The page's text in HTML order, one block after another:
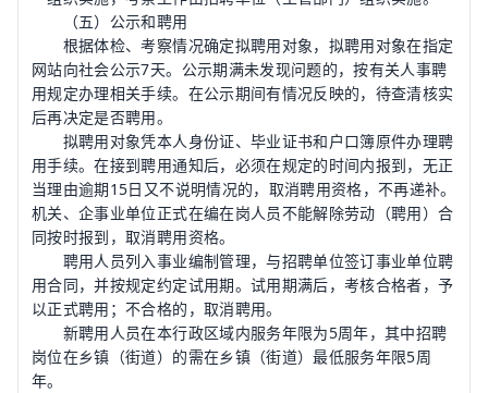
（五）公示和聘用
根据体检、考察情况确定拟聘用对象，拟聘用对象在指定
网站向社会公示7天。公示期满未发现问题的，按有关人事聘
用规定办理相关手续。在公示期间有情况反映的，待查清核实
后再决定是否聘用。
拟聘用对象凭本人身份证、毕业证书和户口簿原件办理聘
用手续。在接到聘用通知后，必须在规定的时间内报到，无正
当理由逾期15日又不说明情况的，取消聘用资格，不再递补。
机关、企事业单位正式在编在岗人员不能解除劳动（聘用）合
同按时报到，取消聘用资格。
聘用人员列入事业编制管理，与招聘单位签订事业单位聘
用合同，并按规定约定试用期。试用期满后，考核合格者，予
以正式聘用；不合格的，取消聘用。
新聘用人员在本行政区域内服务年限为5周年，其中招聘
岗位在乡镇（街道）的需在乡镇（街道）最低服务年限5周
年。